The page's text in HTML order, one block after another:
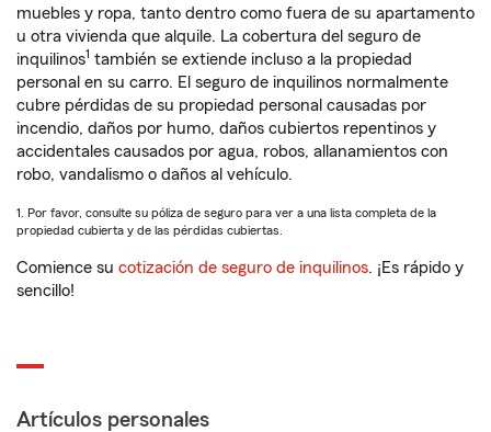
muebles y ropa, tanto dentro como fuera de su apartamento
u otra vivienda que alquile. La cobertura del seguro de
inquilinos1 también se extiende incluso a la propiedad
personal en su carro. El seguro de inquilinos normalmente
cubre pérdidas de su propiedad personal causadas por
incendio, daños por humo, daños cubiertos repentinos y
accidentales causados por agua, robos, allanamientos con
robo, vandalismo o daños al vehículo.
1. Por favor, consulte su póliza de seguro para ver a una lista completa de la
propiedad cubierta y de las pérdidas cubiertas.
Comience su cotización de seguro de inquilinos. ¡Es rápido y
sencillo!
Artículos personales